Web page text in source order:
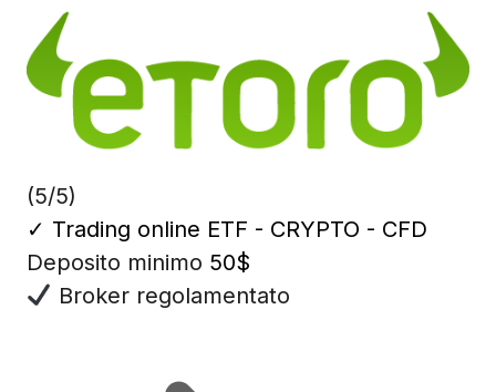
(5/5)
✓ Trading online ETF - CRYPTO - CFD
Deposito minimo 50$
Broker regolamentato